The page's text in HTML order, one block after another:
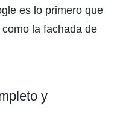
es lo primero que
la fachada de
y